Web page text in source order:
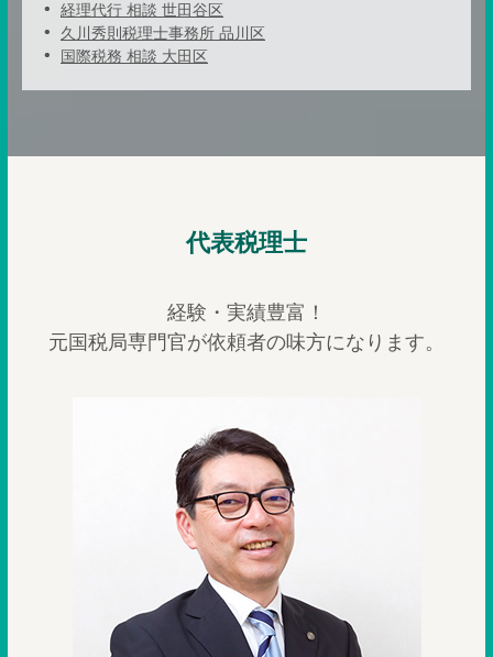
経理代行 相談 世田谷区
久川秀則税理士事務所 品川区
国際税務 相談 大田区
代表税理士
経験・実績豊富！
元国税局専門官が依頼者の味方になります。